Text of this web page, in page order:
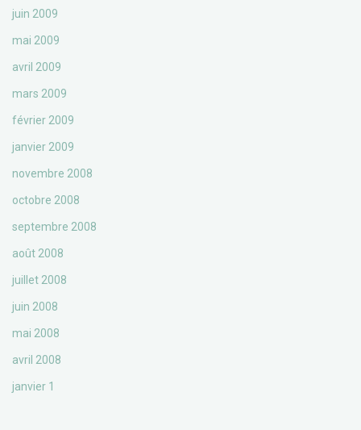
juin 2009
mai 2009
avril 2009
mars 2009
février 2009
janvier 2009
novembre 2008
octobre 2008
septembre 2008
août 2008
juillet 2008
juin 2008
mai 2008
avril 2008
janvier 1